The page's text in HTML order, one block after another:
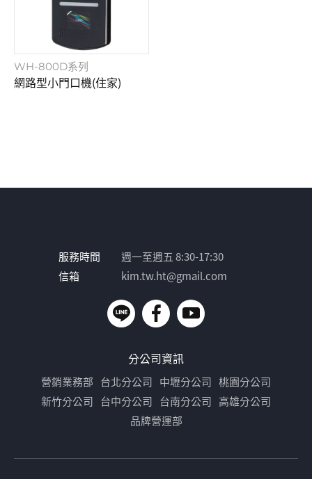
WH-800D系列
網路型小門口機(住家)
服務時間
週一至週五 8:30-17:30
信箱
kim.tw.ht@gmail.com
分公司資訊
營銷業務部 台北分公司 中壢分公司 桃園分公司
新竹分公司 台中分公司 台南分公司 高雄分公司
品牌營運部